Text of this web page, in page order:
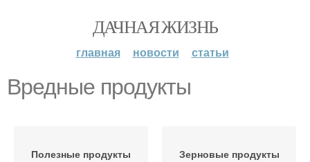
ДАЧНАЯ ЖИЗНЬ
главная новости статьи
Вредные продукты
Полезные продукты Зерновые продукты